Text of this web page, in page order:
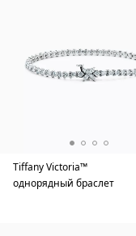
Tiffany Victoria™
однорядный браслет